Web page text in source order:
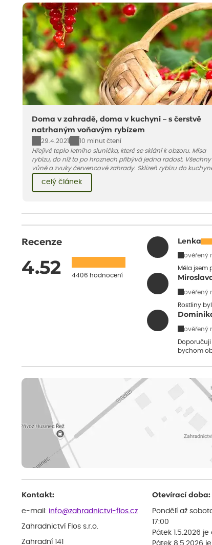
Doma v zahradě, doma v kuchyni – s čerstvě
natrhaným voňavým rybízem
29.4.2021
10 minut čtení
Hřejivé teplo letního sluníčka, které se sklání k obzoru. Mísa
rybízu, do níž to po hroznech přibývá jedna radost. Všechny
vůně a zvuky červencové zahrady. Sklizeň rybízu do
vnese neuvěřitelný klid a radost. A taky trochu
dětství při mlsání babiččina drobenkového koláče s rybízem.
celý článek
Recenze
4.52 4406 hodnocení
Lenka
ověřený
Měla jsem
ověřený
Rostliny
ověřený
bychom
Kontakt:
e-mail: info@zahradnictvi-flos.cz
Zahradnictví Flos s.r.o.
Zahradní 141
Otevírací doba:
Pondělí až
17:00
Pátek 1.5.2026
Pátek 8.5.2026